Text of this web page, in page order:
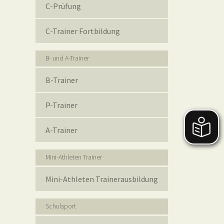
C-Prüfung
C-Trainer Fortbildung
B- und A-Trainer
B-Trainer
P-Trainer
A-Trainer
Mini-Athleten Trainer
Mini-Athleten Trainerausbildung
Schulsport